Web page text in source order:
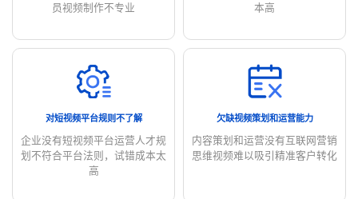
员视频制作不专业
本高
对短视频平台规则不了解
企业没有短视频平台运营人才规
划不符合平台法则，试错成本太
高
欠缺视频策划和运营能力
内容策划和运营没有互联网营销
思维视频难以吸引精准客户转化